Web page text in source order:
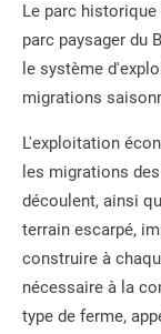
Le parc
parc paysager du
le système
migrations
L'exploitation
les migrations
découlent, ainsi
terrain escarpé,
construire à
nécessaire à la
type de ferme,